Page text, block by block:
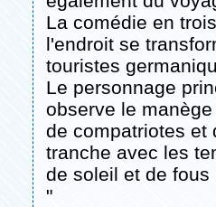
La comédie en
l'endroit se
touristes
Le personnage
observe le
de compatriotes et
tranche avec les
de soleil et de
"